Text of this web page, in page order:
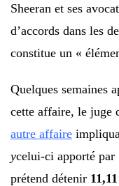
Sheeran et ses
d’accords dans les
constitue un «
Quelques semaines
cette affaire, le juge
autre affaire
ycelui-ci apporté par
prétend détenir